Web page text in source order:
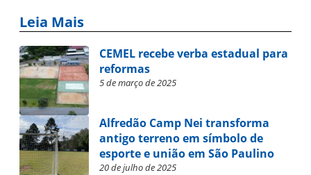
Leia Mais
CEMEL recebe verba estadual para
reformas
5 de março de 2025
Alfredão Camp Nei transforma
antigo terreno em símbolo de
esporte e união em São Paulino
20 de julho de 2025